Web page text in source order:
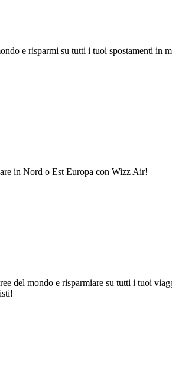
e risparmi su tutti i tuoi spostamenti
in Nord o Est Europa con Wizz Air!
del mondo e risparmiare su tutti i tuoi